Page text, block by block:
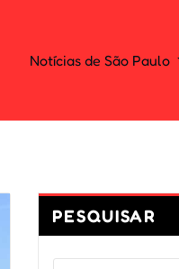
Notícias de São Paulo
PESQUISAR